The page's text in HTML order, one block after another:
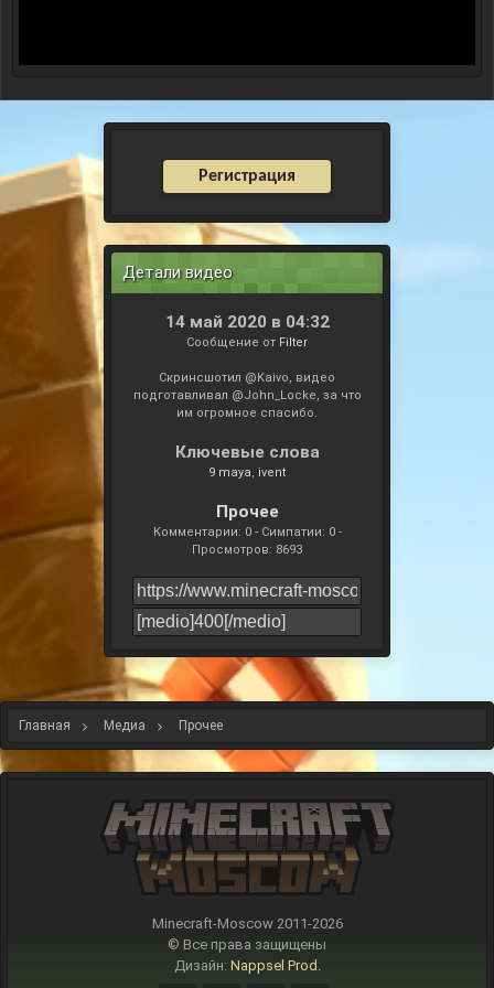
Регистрация
Детали видео
14 май 2020 в 04:32
Сообщение от Filter
Скринсшотил @Kaivo, видео
подготавливал @John_Locke, за что
им огромное спасибо.
Ключевые слова
9 maya ivent
Прочее
Комментарии: 0 - Симпатии: 0 -
Просмотров: 8693
Главная Медиа Прочее
Minecraft-Moscow 2011-2026
© Все права защищены
Дизайн: Nappsel Prod.